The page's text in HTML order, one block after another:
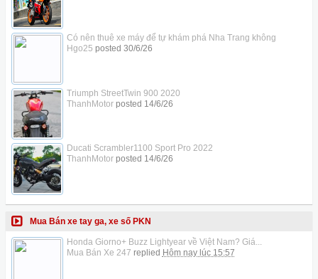
Có nên thuê xe máy để tự khám phá Nha Trang không
Hgo25 posted 30/6/26
Triumph StreetTwin 900 2020
ThanhMotorposted 14/6/26
Ducati Scrambler1100 Sport Pro 2022
ThanhMotorposted 14/6/26
Mua Bán xe tay ga, xe số PKN
Honda Giorno+ Buzz Lightyear về Việt Nam? Giá...
Mua Bán Xe 247 replied Hôm nay lúc 15:57